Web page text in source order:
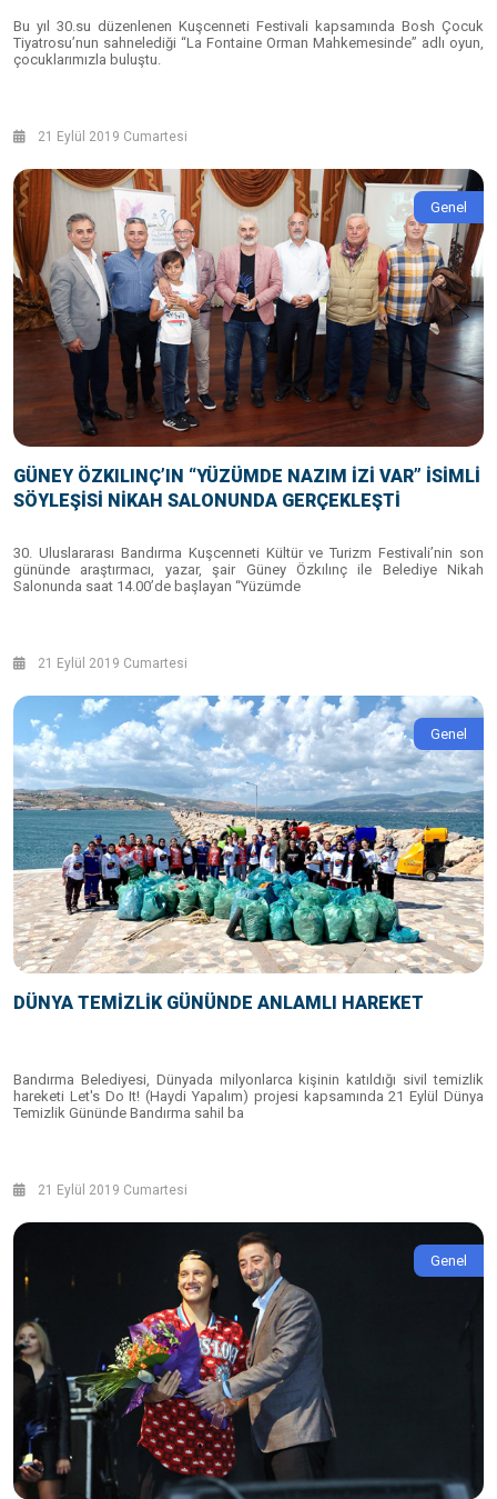
Bu yıl 30.su düzenlenen Kuşcenneti Festivali kapsamında Bosh Çocuk
Tiyatrosu’nun sahnelediği “La Fontaine Orman Mahkemesinde” adlı oyun,
çocuklarımızla buluştu.
21 Eylül 2019 Cumartesi
Genel
GÜNEY ÖZKILINÇ’IN “YÜZÜMDE NAZIM İZİ VAR” İSİMLİ
SÖYLEŞİSİ NİKAH SALONUNDA GERÇEKLEŞTİ
30. Uluslararası Bandırma Kuşcenneti Kültür ve Turizm Festivali’nin son
gününde araştırmacı, yazar, şair Güney Özkılınç ile Belediye Nikah
Salonunda saat 14.00’de başlayan “Yüzümde
21 Eylül 2019 Cumartesi
Genel
DÜNYA TEMİZLİK GÜNÜNDE ANLAMLI HAREKET
Bandırma Belediyesi, Dünyada milyonlarca kişinin katıldığı sivil temizlik
hareketi Let's Do It! (Haydi Yapalım) projesi kapsamında 21 Eylül Dünya
Temizlik Gününde Bandırma sahil ba
21 Eylül 2019 Cumartesi
Genel